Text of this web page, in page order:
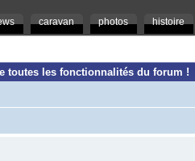
caravan photos histoire
toutes les fonctionnalités du forum !